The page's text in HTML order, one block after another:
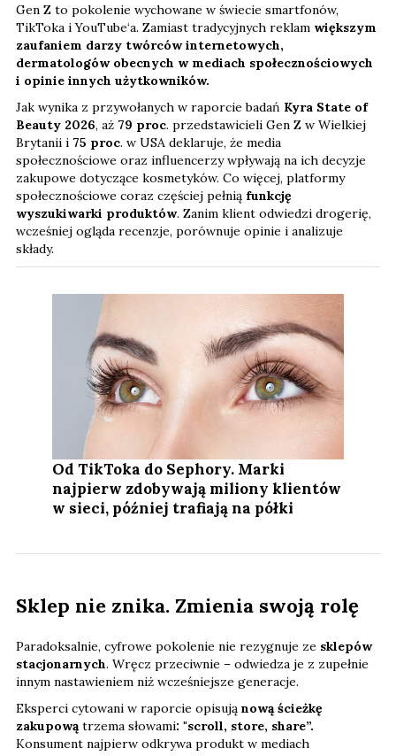
Gen Z to pokolenie wychowane w świecie smartfonów,
TikToka i YouTube‘a. Zamiast tradycyjnych reklam większym
zaufaniem darzy twórców internetowych,
dermatologów obecnych w mediach społecznościowych
i opinie innych użytkowników.
Jak wynika z przywołanych w raporcie badań Kyra State of
Beauty 2026, aż 79 proc. przedstawicieli Gen Z w Wielkiej
Brytanii i 75 proc. w USA deklaruje, że media
społecznościowe oraz influencerzy wpływają na ich decyzje
zakupowe dotyczące kosmetyków. Co więcej, platformy
społecznościowe coraz częściej pełnią funkcję
wyszukiwarki produktów. Zanim klient odwiedzi drogerię,
wcześniej ogląda recenzje, porównuje opinie i analizuje
składy.
Od TikToka do Sephory. Marki
najpierw zdobywają miliony klientów
w sieci, później trafiają na półki
Sklep nie znika. Zmienia swoją rolę
Paradoksalnie, cyfrowe pokolenie nie rezygnuje ze sklepów
stacjonarnych. Wręcz przeciwnie – odwiedza je z zupełnie
innym nastawieniem niż wcześniejsze generacje.
Eksperci cytowani w raporcie opisują nową ścieżkę
zakupowątrzema słowami: "scroll, store, share”.
Konsument najpierw odkrywa produkt w mediach